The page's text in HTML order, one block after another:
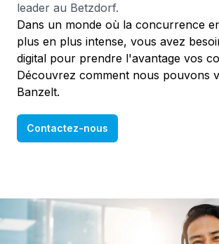
leader au Betzdorf.
Dans un monde où la concurrence
plus en plus intense, vous avez
digital pour prendre l'avantage vos
Découvrez comment nous pouvons
Banzelt.
Contactez-nous